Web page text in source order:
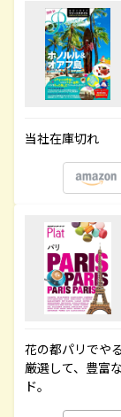
当社在庫切れ
花の都パリでや
厳選して、豊富
ド。